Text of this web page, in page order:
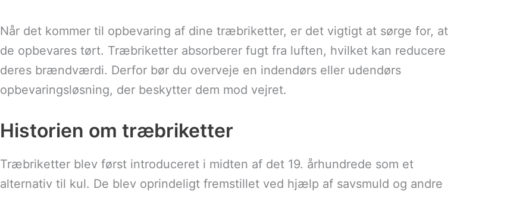
Når det kommer til opbevaring af dine træbriketter, er det vigtigt at sørge for, at
de opbevares tørt. Træbriketter absorberer fugt fra luften, hvilket kan reducere
deres brændværdi. Derfor bør du overveje en indendørs eller udendørs
opbevaringsløsning, der beskytter dem mod vejret.
Historien om træbriketter
Træbriketter blev først introduceret i midten af det 19. århundrede som et
alternativ til kul. De blev oprindeligt fremstillet ved hjælp af savsmuld og andre